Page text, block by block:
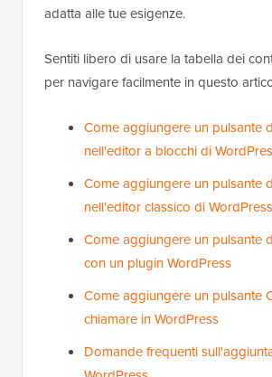
adatta alle tue esigenze.
Sentiti libero di usare la tabella dei
per navigare facilmente in questo
Come aggiungere un pulsante
nell'editor a blocchi di
Come aggiungere un pulsante
nell'editor classico di WordPress
Come aggiungere un pulsante
con un plugin WordPress
Come aggiungere un pulsante
chiamare in WordPress
Domande frequenti